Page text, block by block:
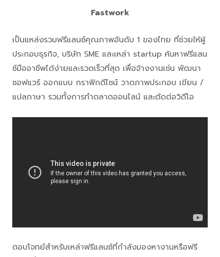
Fastwork
เป็นแหล่งรวมฟรีแลนซ์คุณภาพอันดับ 1 ของไทย ที่ช่วยให้ผู้
ประกอบธุรกิจ, บริษัท SME และเหล่า startup ค้นหาฟรีแลน
ซ์มืออาชีพได้ง่ายและรวดเร็วที่สุด เพื่อจ้างงานเช่น พัฒนา
ซอฟแวร์ ออกแบบ กราฟิกดีไซน์ วาดภาพประกอบ เขียน /
แปลภาษา รวมทั้งการทำตลาดออนไลน์ และตัดต่อวิดีโอ
ตอบโจทย์สำหรับเหล่าฟรีแลนซ์ที่กำลังมองหางานหรือฟรี